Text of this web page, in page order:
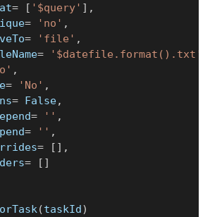
= [ '$query' ] ,
= 'no' ,
= 'file' ,
= '$datefile.format().txt'
,
= 'No' ,
= False,
= '' ,
= '' ,
= [ ] ,
= [ ]
(taskId)